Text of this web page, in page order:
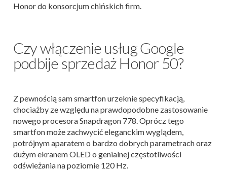
Honor do konsorcjum chińskich firm.
Czy włączenie usług Google
podbije sprzedaż Honor 50?
Z pewnością sam smartfon urzeknie specyfikacją,
chociażby ze względu na prawdopodobne zastosowanie
nowego procesora Snapdragon 778. Oprócz tego
smartfon może zachwycić eleganckim wyglądem,
potrójnym aparatem o bardzo dobrych parametrach oraz
dużym ekranem OLED o genialnej częstotliwości
odświeżania na poziomie 120 Hz.